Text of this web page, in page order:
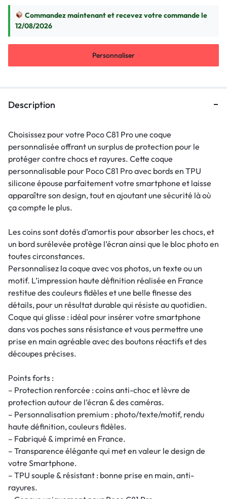
Commandez maintenant et recevez votre commande le
12/08/2026
Personnaliser
Description
Choisissez pour votre Poco C81 Pro une coque
personnalisée offrant un surplus de protection pour le
protéger contre chocs et rayures. Cette coque
personnalisable pour Poco C81 Pro avec bords en TPU
silicone épouse parfaitement votre smartphone et laisse
apparaître son design, tout en ajoutant une sécurité là où
ça compte le plus.
Les coins sont dotés d’amortis pour absorber les chocs, et
un bord surélevée protège l’écran ainsi que le bloc photo en
toutes circonstances.
Personnalisez la coque avec vos photos, un texte ou un
motif. L’impression haute définition réalisée en France
restitue des couleurs fidèles et une belle finesse des
détails, pour un résultat durable qui résiste au quotidien.
Coque qui glisse : idéal pour insérer votre smartphone
dans vos poches sans résistance et vous permettre une
prise en main agréable avec des boutons réactifs et des
découpes précises.
Points forts :
– Protection renforcée : coins anti-choc et lèvre de
protection autour de l’écran & des caméras.
– Personnalisation premium : photo/texte/motif, rendu
haute définition, couleurs fidèles.
– Fabriqué & imprimé en France.
– Transparence élégante qui met en valeur le design de
votre Smartphone.
– TPU souple & résistant : bonne prise en main, anti-
rayures.